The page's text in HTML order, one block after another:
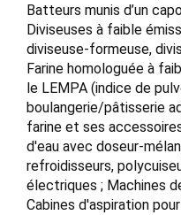
Batteurs munis d’un
Diviseuses à faible
diviseuse-formeuse,
Farine homologuée à
le LEMPA (indice de
boulangerie/pâtisserie
farine et ses
d'eau avec doseur-
refroidisseurs,
électriques ; Machines
Cabines d'aspiration